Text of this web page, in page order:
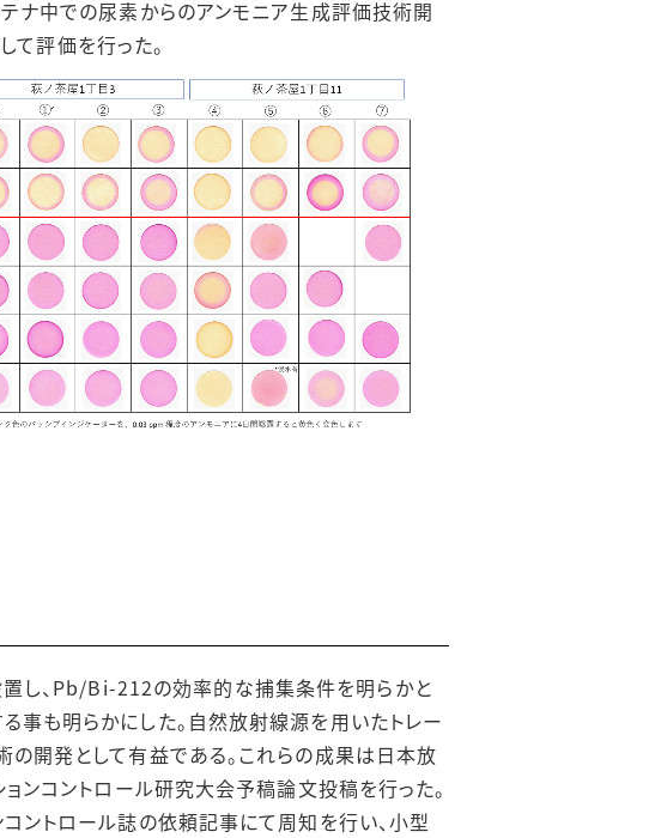
ナ中での尿素からのアンモニア生成評価技術開
て評価を行った。
し、Pb/Bi-212の効率的な捕集条件を明らかと
も明らかにした。自然放射線源を用いたトレー
開発として有益である。これらの成果は日本放
コントロール研究大会予稿論文投稿を行った。
ントロール誌の依頼記事にて周知を行い、小型